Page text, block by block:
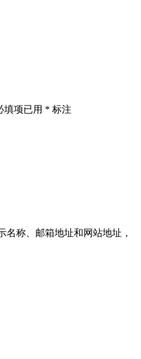
填项已用 * 标注
名称、邮箱地址和网站地址，